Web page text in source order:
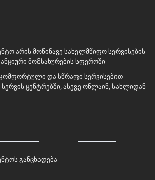
არის მოწინავე სახელმწიფო სერვისების
მომსახურების სფეროში
და სწრაფი სერვისებით
ცენტრებში, ასევე ონლაინ, სახლიდან
განცხადება